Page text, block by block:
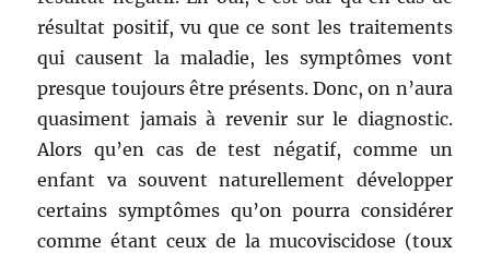
résultat positif, vu que ce sont les traitements
qui causent la maladie, les symptômes vont
presque toujours être présents. Donc, on n’aura
quasiment jamais à revenir sur le diagnostic.
Alors qu’en cas de test négatif, comme un
enfant va souvent naturellement développer
certains symptômes qu’on pourra considérer
comme étant ceux de la mucoviscidose (toux